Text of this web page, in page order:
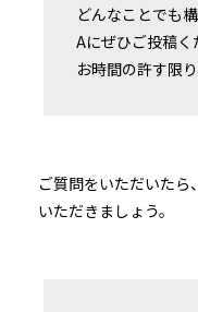
どんなことでも
Aにぜひご投稿く
お時間の許す限
ご質問をいただいたら
いただきましょう。